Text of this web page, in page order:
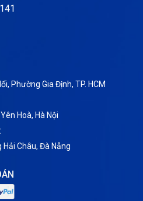
Phường Gia Định, TP. HCM
Hoà, Hà Nội
Châu, Đà Nẵng